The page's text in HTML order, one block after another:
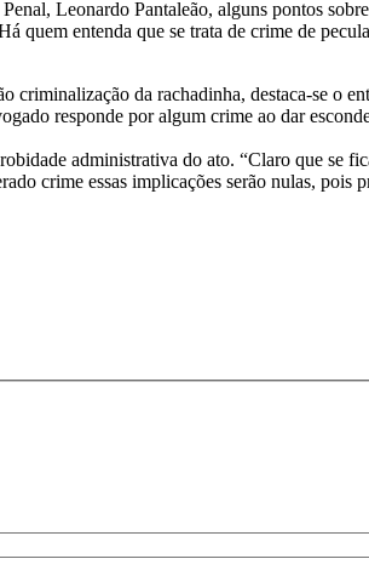
Leonardo Pantaleão, alguns pontos
quem entenda que se trata de crime de
criminalização da rachadinha, destaca-se
responde por algum crime ao dar
administrativa do ato. “Claro que se
crime essas implicações serão nulas, pois